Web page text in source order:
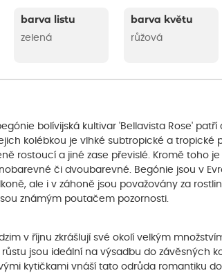
barva listu
zelená
barva květu
růžová
bolívijská kultivar 'Bellavista Rose'
kolébkou je vlhké subtropické a tropické
rostoucí a jiné zase převislé. Kromě toho je
či dvoubarevné. Begónie jsou v
ale i v záhoně jsou považovány za
známým poutačem pozornosti.
v říjnu zkrášlují své okolí velkým
jsou ideální na výsadbu do závěsných
kytičkami vnáší tato odrůda romantiku